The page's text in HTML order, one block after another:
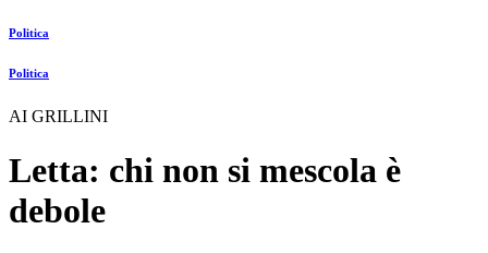
Politica
Politica
AI GRILLINI
Letta: chi non si mescola è
debole